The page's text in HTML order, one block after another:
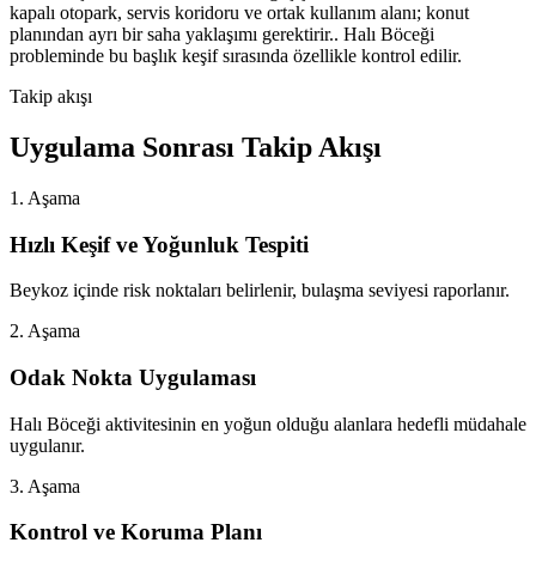
kapalı otopark, servis koridoru ve ortak kullanım alanı; konut
planından ayrı bir saha yaklaşımı gerektirir.. Halı Böceği
probleminde bu başlık keşif sırasında özellikle kontrol edilir.
Takip akışı
Uygulama Sonrası Takip Akışı
1. Aşama
Hızlı Keşif ve Yoğunluk Tespiti
Beykoz içinde risk noktaları belirlenir, bulaşma seviyesi raporlanır.
2. Aşama
Odak Nokta Uygulaması
Halı Böceği aktivitesinin en yoğun olduğu alanlara hedefli müdahale
uygulanır.
3. Aşama
Kontrol ve Koruma Planı